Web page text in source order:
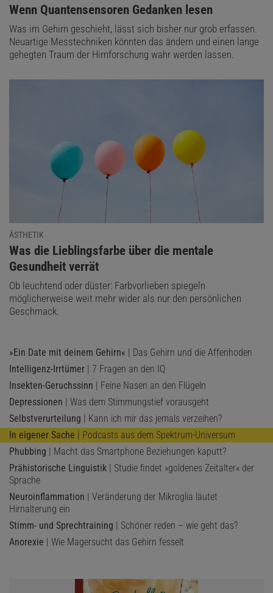
:
Wenn Quantensensoren Gedanken lesen
Was im Gehirn geschieht, lässt sich bisher nur grob erfassen.
Neuartige Messtechniken könnten das ändern und einen lange
gehegten Traum der Hirnforschung wahr werden lassen.
ÄSTHETIK
:
Was die Lieblingsfarbe über die mentale
Gesundheit verrät
Ob leuchtend oder düster: Farbvorlieben spiegeln
möglicherweise weit mehr wider als nur den persönlichen
Geschmack.
»Ein Date mit deinem Gehirn« | Das Gehirn und die Affenhoden
Intelligenz-Irrtümer | 7 Fragen an den IQ
Insekten-Geruchssinn | Feine Nasen an den Flügeln
Depressionen | Was dem Stimmungstief vorausgeht
Selbstverurteilung | Kann ich mir das jemals verzeihen?
In eigener Sache | Podcasts aus dem Spektrum-Universum
Phubbing | Macht das Smartphone Beziehungen kaputt?
Prähistorische Linguistik | Studie findet »goldenes Zeitalter« der
Sprache
Neuroinflammation | Veränderung der Mikroglia läutet
Hirnalterung ein
Stimm- und Sprechtraining | Schöner reden – wie geht das?
Anorexie | Wie Magersucht das Gehirn fesselt